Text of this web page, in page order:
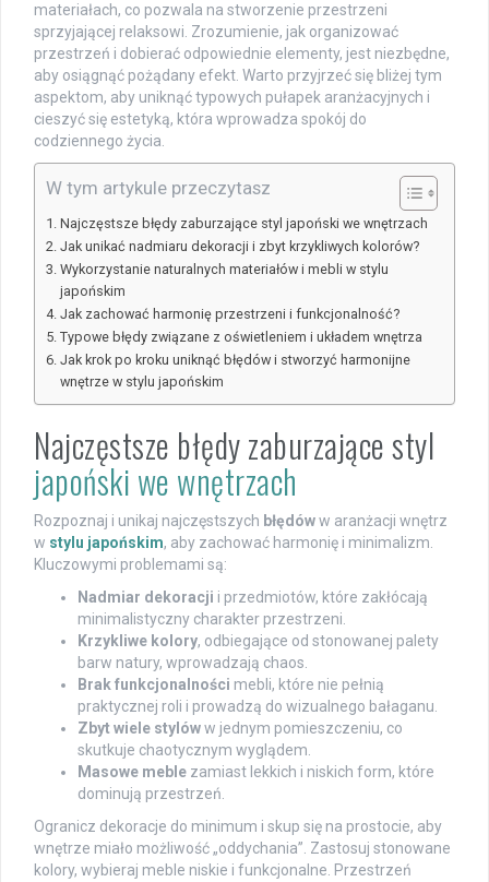
materiałach, co pozwala na stworzenie przestrzeni
sprzyjającej relaksowi. Zrozumienie, jak organizować
przestrzeń i dobierać odpowiednie elementy, jest niezbędne,
aby osiągnąć pożądany efekt. Warto przyjrzeć się bliżej tym
aspektom, aby uniknąć typowych pułapek aranżacyjnych i
cieszyć się estetyką, która wprowadza spokój do
codziennego życia.
W tym artykule przeczytasz
Najczęstsze błędy zaburzające styl japoński we wnętrzach
Jak unikać nadmiaru dekoracji i zbyt krzykliwych kolorów?
Wykorzystanie naturalnych materiałów i mebli w stylu
japońskim
Jak zachować harmonię przestrzeni i funkcjonalność?
Typowe błędy związane z oświetleniem i układem wnętrza
Jak krok po kroku uniknąć błędów i stworzyć harmonijne
wnętrze w stylu japońskim
Najczęstsze błędy zaburzające styl
japoński we wnętrzach
Rozpoznaj i unikaj najczęstszych błędóww aranżacji wnętrz
w stylu japońskim, aby zachować harmonię i minimalizm.
Kluczowymi problemami są:
Nadmiar dekoracji i przedmiotów, które zakłócają
minimalistyczny charakter przestrzeni.
Krzykliwe kolory, odbiegające od stonowanej palety
barw natury, wprowadzają chaos.
Brak funkcjonalności mebli, które nie pełnią
praktycznej roli i prowadzą do wizualnego bałaganu.
Zbyt wiele stylóww jednym pomieszczeniu, co
skutkuje chaotycznym wyglądem.
Masowe meble zamiast lekkich i niskich form, które
dominują przestrzeń.
Ogranicz dekoracje do minimum i skup się na prostocie, aby
wnętrze miało możliwość „oddychania”. Zastosuj stonowane
kolory, wybieraj meble niskie i funkcjonalne. Przestrzeń